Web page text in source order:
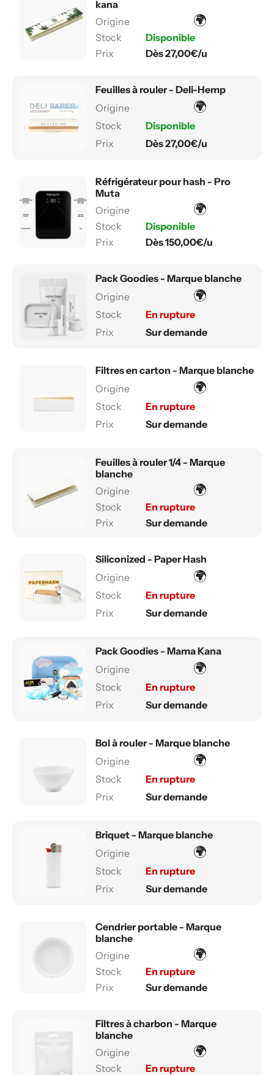
kana
🌍
Disponible
Dès 27,00€/u
Feuilles à rouler - Deli-Hemp
🌍
Disponible
Dès 27,00€/u
Réfrigérateur pour hash - Pro
Muta
🌍
Disponible
Dès 150,00€/u
Pack Goodies - Marque blanche
🌍
En rupture
Sur demande
Filtres en carton - Marque blanche
🌍
En rupture
Sur demande
Feuilles à rouler 1/4 - Marque
blanche
🌍
En rupture
Sur demande
Siliconized - Paper Hash
🌍
En rupture
Sur demande
Pack Goodies - Mama Kana
🌍
En rupture
Sur demande
Bol à rouler - Marque blanche
🌍
En rupture
Sur demande
Briquet - Marque blanche
🌍
En rupture
Sur demande
Cendrier portable - Marque
blanche
🌍
En rupture
Sur demande
Filtres à charbon - Marque
blanche
🌍
En rupture